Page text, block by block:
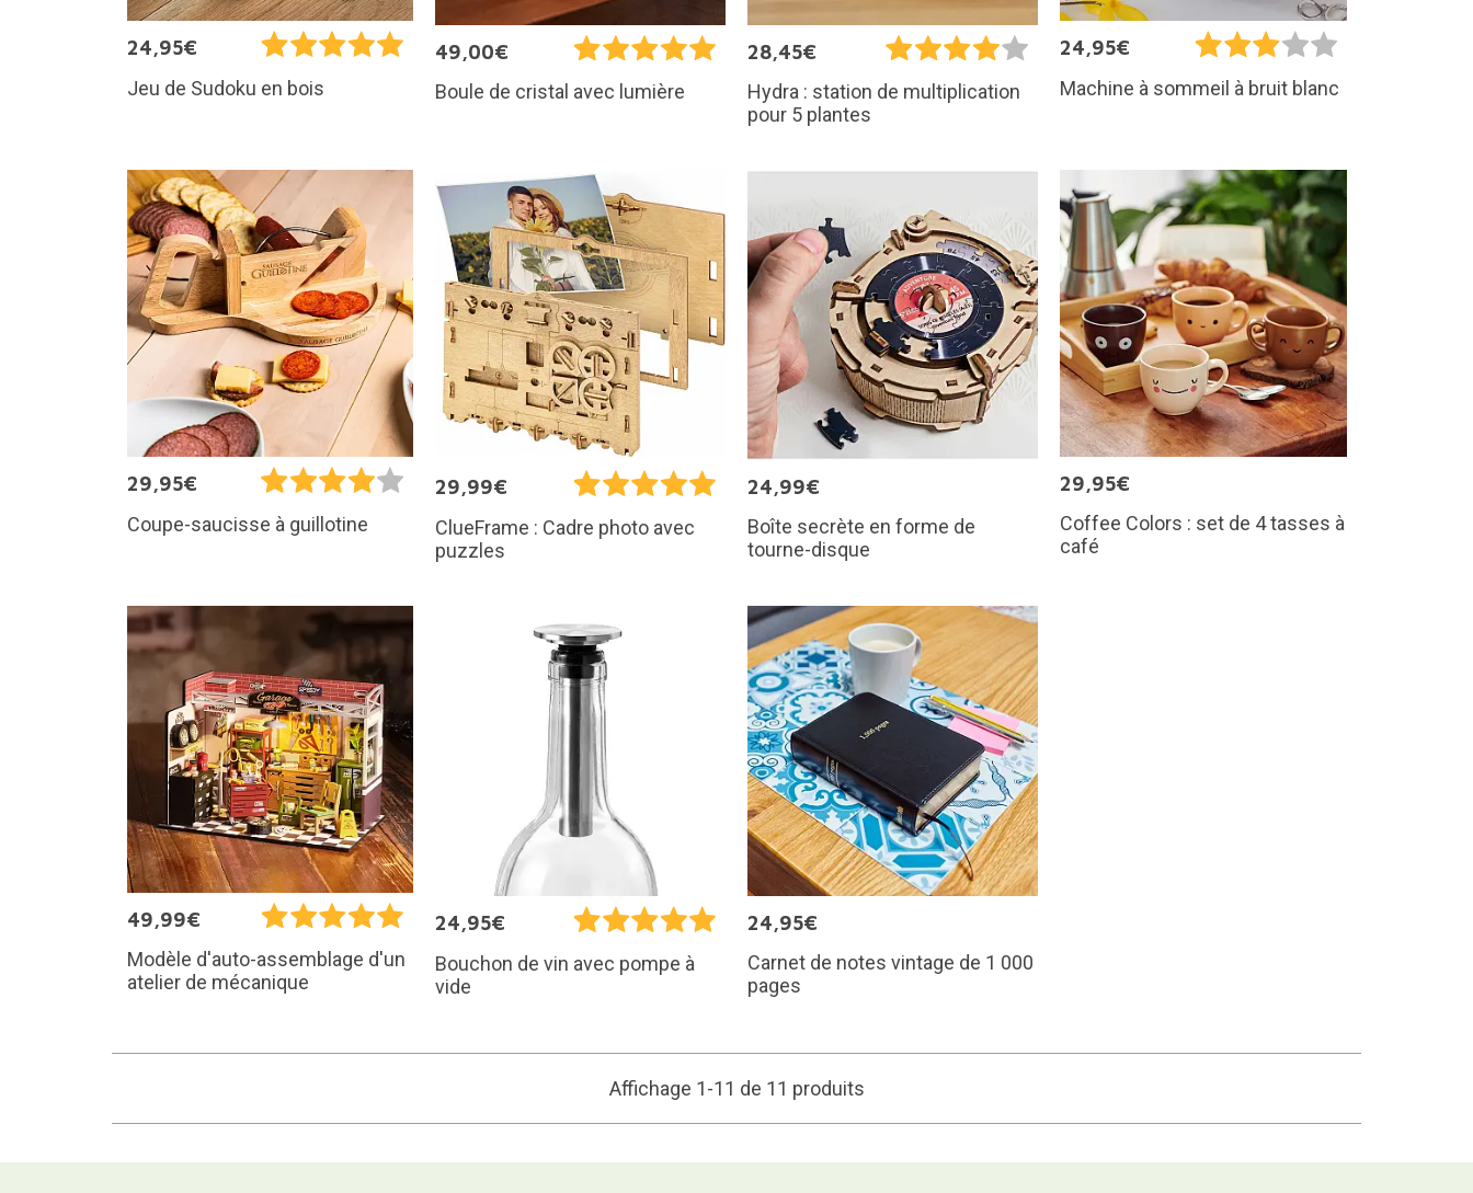
24,95€
Jeu de Sudoku en bois
49,00€
Boule de cristal avec lumière
28,45€
Hydra : station de multiplication
pour 5 plantes
24,95€
Machine à sommeil à bruit blanc
29,95€
Coupe-saucisse à guillotine
29,99€
ClueFrame : Cadre photo avec
puzzles
24,99€
Boîte secrète en forme de
tourne-disque
29,95€
Coffee Colors : set de 4 tasses à
café
49,99€
Modèle d'auto-assemblage d'un
atelier de mécanique
24,95€
Bouchon de vin avec pompe à
vide
24,95€
Carnet de notes vintage de 1 000
pages
Affichage 1-11 de 11 produits